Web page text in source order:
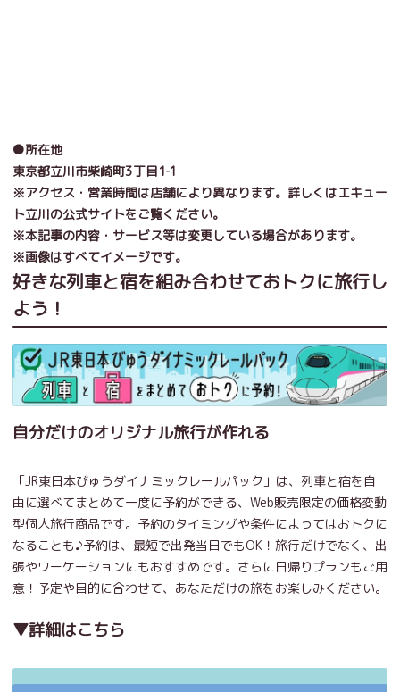
●所在地
東京都立川市柴崎町3丁目1‐1
※アクセス・営業時間は店舗により異なります。詳しくはエキュー
ト立川の公式サイトをご覧ください。
※本記事の内容・サービス等は変更している場合があります。
※画像はすべてイメージです。
好きな列車と宿を組み合わせておトクに旅行し
よう！
自分だけのオリジナル旅行が作れる
「JR東日本びゅうダイナミックレールパック」は、列車と宿を自
由に選べてまとめて一度に予約ができる、Web販売限定の価格変動
型個人旅行商品です。予約のタイミングや条件によってはおトクに
なることも♪予約は、最短で出発当日でもOK！旅行だけでなく、出
張やワーケーションにもおすすめです。さらに日帰りプランもご用
意！予定や目的に合わせて、あなただけの旅をお楽しみください。
▼詳細はこちら